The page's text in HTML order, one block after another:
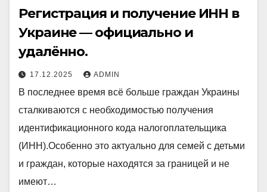
Регистрация и получение ИНН в
Украине — официально и
удалённо.
17.12.2025 ADMIN
В последнее время всё больше граждан Украины
сталкиваются с необходимостью получения
идентификационного кода налогоплательщика
(ИНН).Особенно это актуально для семей с детьми
и граждан, которые находятся за границей и не
имеют…